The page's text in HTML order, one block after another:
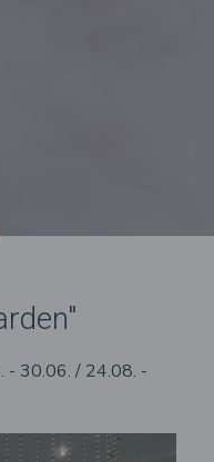
30.06. / 24.08. -